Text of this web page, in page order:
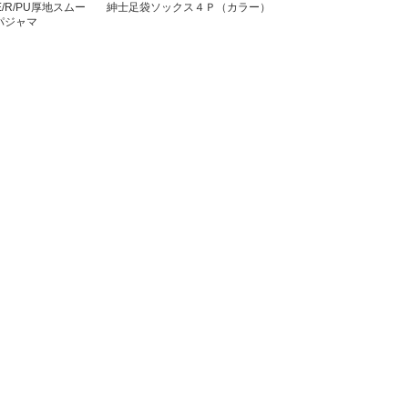
R/PU厚地スムー
ジャマ
紳士足袋ソックス４Ｐ（カラー）